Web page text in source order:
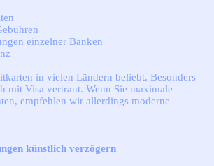
einzelner Banken
in vielen Ländern beliebt. Besonders
mit Visa vertraut. Wenn Sie maximale
empfehlen wir allerdings moderne
künstlich verzögern